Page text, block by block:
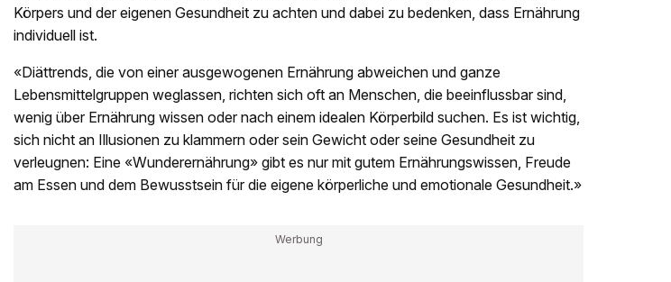
Körpers und der eigenen Gesundheit zu achten und dabei zu bedenken, dass Ernährung
individuell ist.
«Diättrends, die von einer ausgewogenen Ernährung abweichen und ganze
Lebensmittelgruppen weglassen, richten sich oft an Menschen, die beeinflussbar sind,
wenig über Ernährung wissen oder nach einem idealen Körperbild suchen. Es ist wichtig,
sich nicht an Illusionen zu klammern oder sein Gewicht oder seine Gesundheit zu
verleugnen: Eine «Wunderernährung» gibt es nur mit gutem Ernährungswissen, Freude
am Essen und dem Bewusstsein für die eigene körperliche und emotionale Gesundheit.»